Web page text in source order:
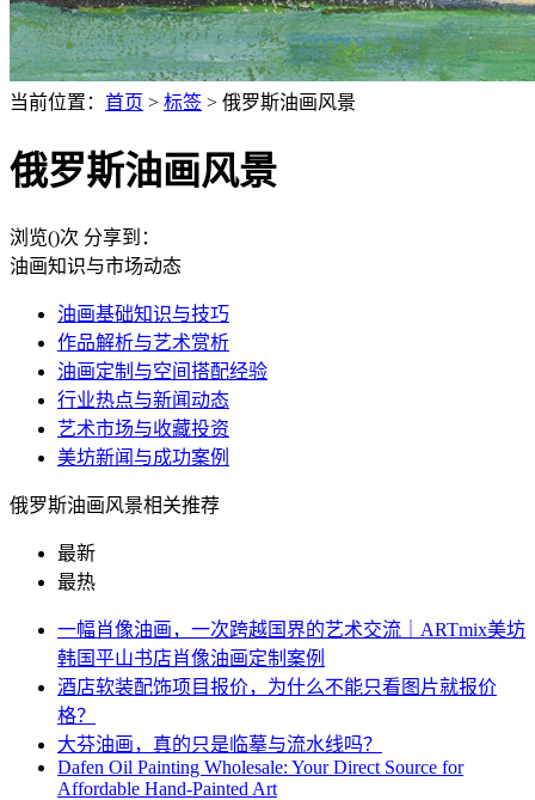
当前位置： 首页 > 标签 > 俄罗斯油画风景
俄罗斯油画风景
浏览()次 分享到：
油画知识与市场动态
油画基础知识与技巧
作品解析与艺术赏析
油画定制与空间搭配经验
行业热点与新闻动态
艺术市场与收藏投资
美坊新闻与成功案例
俄罗斯油画风景相关推荐
最新
最热
一幅肖像油画，一次跨越国界的艺术交流｜ARTmix美坊
韩国平山书店肖像油画定制案例
酒店软装配饰项目报价，为什么不能只看图片就报价
格？
大芬油画，真的只是临摹与流水线吗？
Dafen Oil Painting Wholesale: Your Direct Source for
Affordable Hand-Painted Art